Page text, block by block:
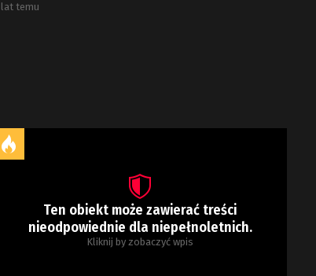
temu
Ten obiekt może zawierać treści
nieodpowiednie dla niepełnoletnich.
Kliknij by zobaczyć wpis